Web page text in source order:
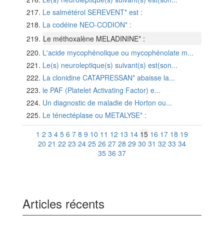
Le salmétérol SEREVENT* est :
La codéine NEO-CODION* :
Le méthoxalène MELADININE* :
L'acide mycophénolique ou mycophénolate m...
Le(s) neuroleptique(s) suivant(s) est(son...
La clonidine CATAPRESSAN* abaisse la...
le PAF (Platelet Activating Factor) e...
Un diagnostic de maladie de Horton ou...
Le ténectéplase ou METALYSE* :
1 2 3 4 5 6 7 8 9 10 11 12 13 14 15 16 17 18 19
20 21 22 23 24 25 26 27 28 29 30 31 32 33 34
35 36 37
Articles récents